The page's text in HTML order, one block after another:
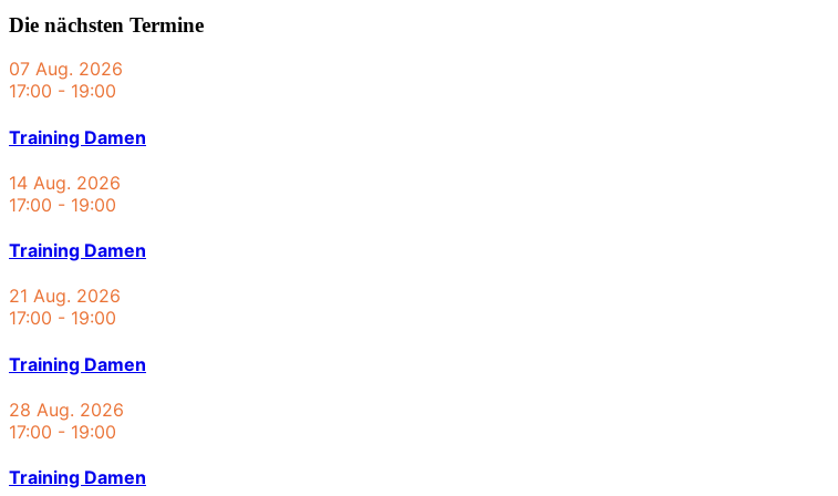
Die nächsten Termine
07 Aug. 2026
17:00 - 19:00
Training Damen
14 Aug. 2026
17:00 - 19:00
Training Damen
21 Aug. 2026
17:00 - 19:00
Training Damen
28 Aug. 2026
17:00 - 19:00
Training Damen